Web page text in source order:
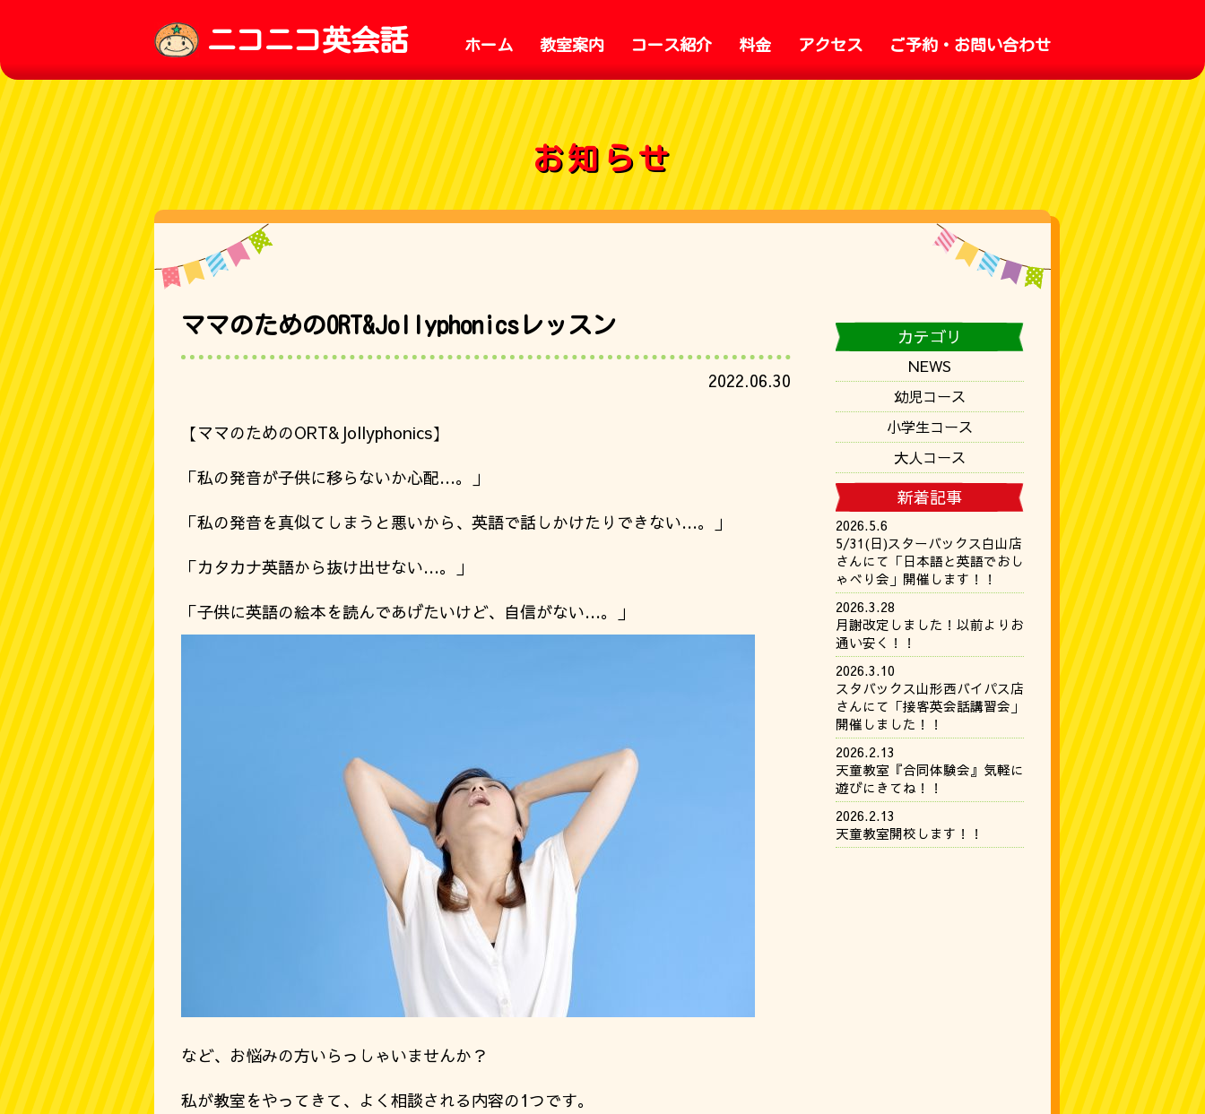
ニコニコ英会話 ホーム 教室案内 コース紹介 料金 アクセス ご予約・お問い合わせ
お知らせ
ママのためのORT&Jollyphonicsレッスン
2022.06.30
【ママのためのORT&Jollyphonics】
「私の発音が子供に移らないか心配…。」
「私の発音を真似てしまうと悪いから、英語で話しかけたりできない…。」
「カタカナ英語から抜け出せない…。」
「子供に英語の絵本を読んであげたいけど、自信がない…。」
など、お悩みの方いらっしゃいませんか？
私が教室をやってきて、よく相談される内容の1つです。
カテゴリ
NEWS
幼児コース
小学生コース
大人コース
新着記事
2026.5.6
5/31(日)スターバックス白山店
さんにて「日本語と英語でおし
ゃべり会」開催します！！
2026.3.28
月謝改定しました！以前よりお
通い安く！！
2026.3.10
スタバックス山形西バイパス店
さんにて「接客英会話講習会」
開催しました！！
2026.2.13
天童教室『合同体験会』気軽に
遊びにきてね！！
2026.2.13
天童教室開校します！！